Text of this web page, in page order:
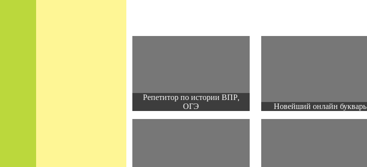
Репетитор по истории ВПР,
ОГЭ
Новейший онлайн букварь